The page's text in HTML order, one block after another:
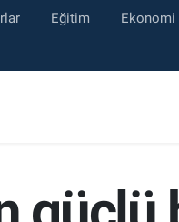
Eğitim Ekonomi